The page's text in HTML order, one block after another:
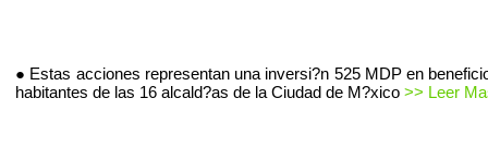
● Estas acciones representan una inversi?n 525 MDP en
habitantes de las 16 alcald?as de la Ciudad de M?xico >> Leer